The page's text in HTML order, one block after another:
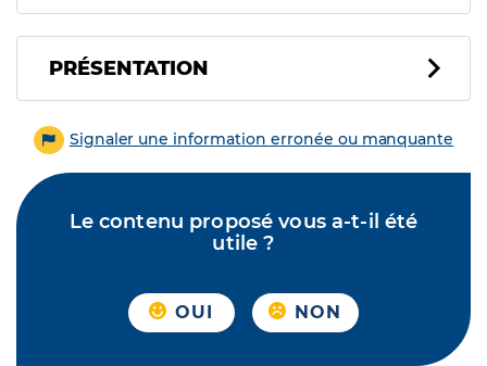
PRÉSENTATION
Signaler une information erronée ou manquante
Le contenu proposé vous a-t-il été
utile ?
OUI NON